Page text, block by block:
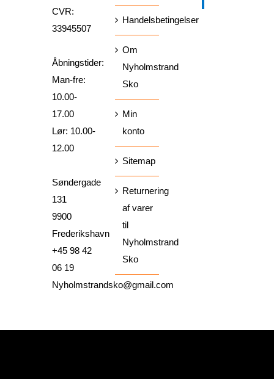
CVR:
33945507
Åbningstider:
Man-fre:
10.00-
17.00
Lør: 10.00-
12.00
Søndergade
131
9900
Frederikshavn
+45 98 42
06 19
Nyholmstrandsko@gmail.com
Handelsbetingelser
Om
Nyholmstrand
Sko
Min
konto
Sitemap
Returnering
af varer
til
Nyholmstrand
Sko